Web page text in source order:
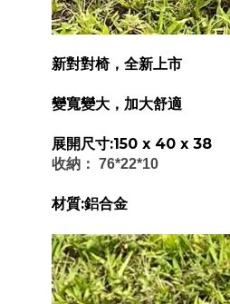
新對對椅，全新上市
變寬變大，加大舒適
展開尺寸:150 x 40 x 38
收納： 76*22*10
材質:鋁合金